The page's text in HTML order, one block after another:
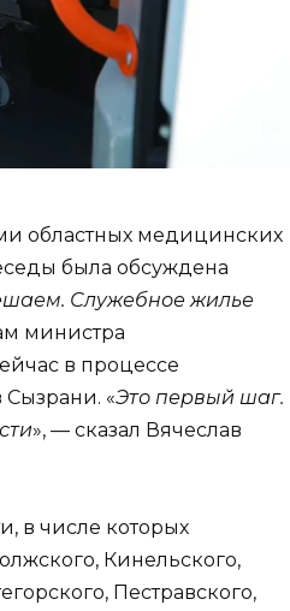
областных медицинских
была обсуждена
Служебное жилье
министра
в процессе
Сызрани. «Это первый шаг.
», — сказал Вячеслав
в числе которых
Кинельского,
Пестравского,